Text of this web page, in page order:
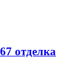
отделка